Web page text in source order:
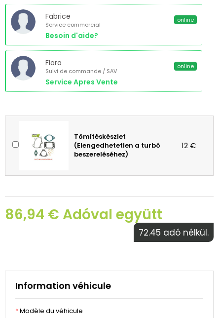
Fabrice
Service commercial
Besoin d'aide?
online
Flora
Suivi de commande / SAV
Service Apres Vente
online
Tömítéskészlet
(Elengedhetetlen a turbó
beszereléséhez)
12 €
86,94 € Adóval együtt
72.45 adó nélkül.
Information véhicule
*Modèle du véhicule